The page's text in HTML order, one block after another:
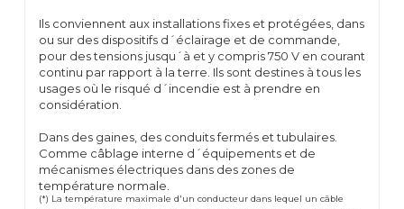
Ils conviennent aux installations fixes et protégées, dans
ou sur des dispositifs d´éclairage et de commande,
pour des tensions jusqu´à et y compris 750 V en courant
continu par rapport à la terre. Ils sont destines à tous les
usages où le risqué d´incendie est à prendre en
considération.
Dans des gaines, des conduits fermés et tubulaires.
Comme câblage interne d´équipements et de
mécanismes électriques dans des zones de
température normale.
(*) La température maximale d'un conducteur dans lequel un câble